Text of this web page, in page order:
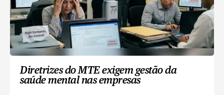
Diretrizes do MTE exigem gestão da
saúde mental nas empresas